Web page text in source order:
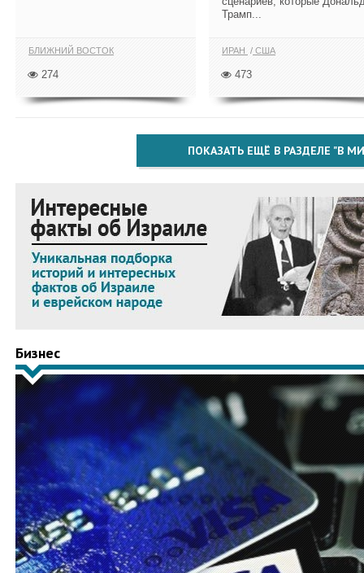
БЛИЖНИЙ ВОСТОК
274
Трамп...
ИРАН США
473
ПОКАЗАТЬ ЕЩЁ В РАЗДЕЛЕ "В
Бизнес